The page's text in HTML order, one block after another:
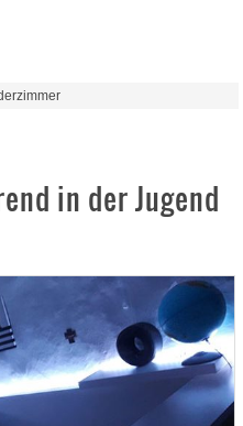
in der Jugend